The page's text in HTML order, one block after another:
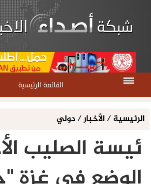
القائمة الرئيسية
الرئيسية/الأخبار/دولي
ئيسة الصليب